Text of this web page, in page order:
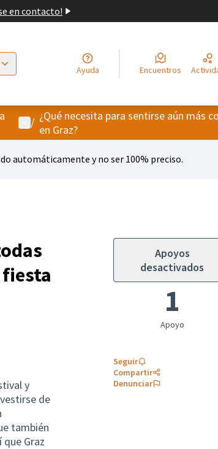
en contacto!
Choose language Elegir el idioma Choisir la langue Alege
Ayuda Encuentros
Menú de usuario
/ ¿Qué necesita para sentirse aún más
en Graz?
automáticamente y no ser 100% preciso.
fiesta
y
de
también
Graz
Apoyos
desactivados
1
Apoyo
Seguir
Compartir
Denunciar